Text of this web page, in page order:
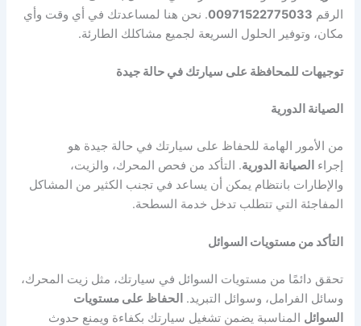
الرقم 00971522775033. نحن هنا لمساعدتك في أي وقت وأي
مكان، وتوفير الحلول السريعة لجميع مشاكلك الطارئة.
توجيهات للمحافظة على سيارتك في حالة جيدة
الصيانة الدورية
من الأمور الهامة للحفاظ على سيارتك في حالة جيدة هو
إجراء الصيانة الدورية. التأكد من فحص المحرك، والزيت،
والإطارات بانتظام يمكن أن يساعد في تجنب الكثير من المشاكل
المفاجئة التي تتطلب تدخل خدمة السطحة.
التأكد من مستويات السوائل
تحقق دائمًا من مستويات السوائل في سيارتك، مثل زيت المحرك،
وسائل الفرامل، وسوائل التبريد. الحفاظ على مستويات
السوائل المناسبة يضمن تشغيل سيارتك بكفاءة ويمنع حدوث